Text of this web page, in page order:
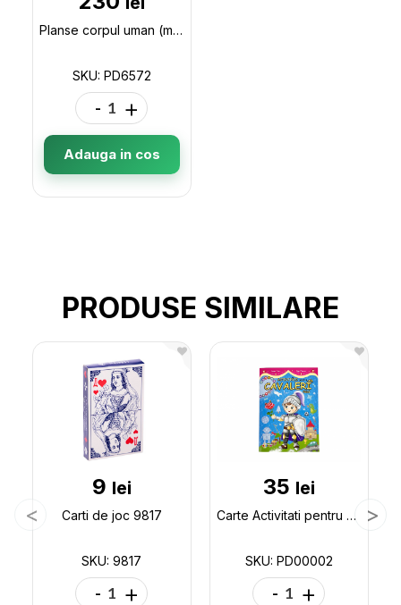
Planse corpul uman (material didactic) PD6572
SKU: PD6572
- +
Adauga in cos
PRODUSE SIMILARE
9 lei
Carti de joc 9817
SKU: 9817
- +
35 lei
Carte Activitati pentru cavaleri mici PD00002
SKU: PD00002
- +